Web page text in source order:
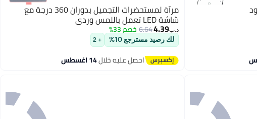
مرآة لمستحضرات التجميل بدوران 360 درجة مع
شاشة LED تعمل باللمس وردي
د.ب‏4.39
6.64خصم 33%
لك رصيد مسترجع 10% + 2
احصل عليه خلال14 اغسطس